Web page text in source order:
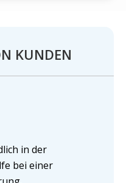
KUNDEN
in der
bei einer